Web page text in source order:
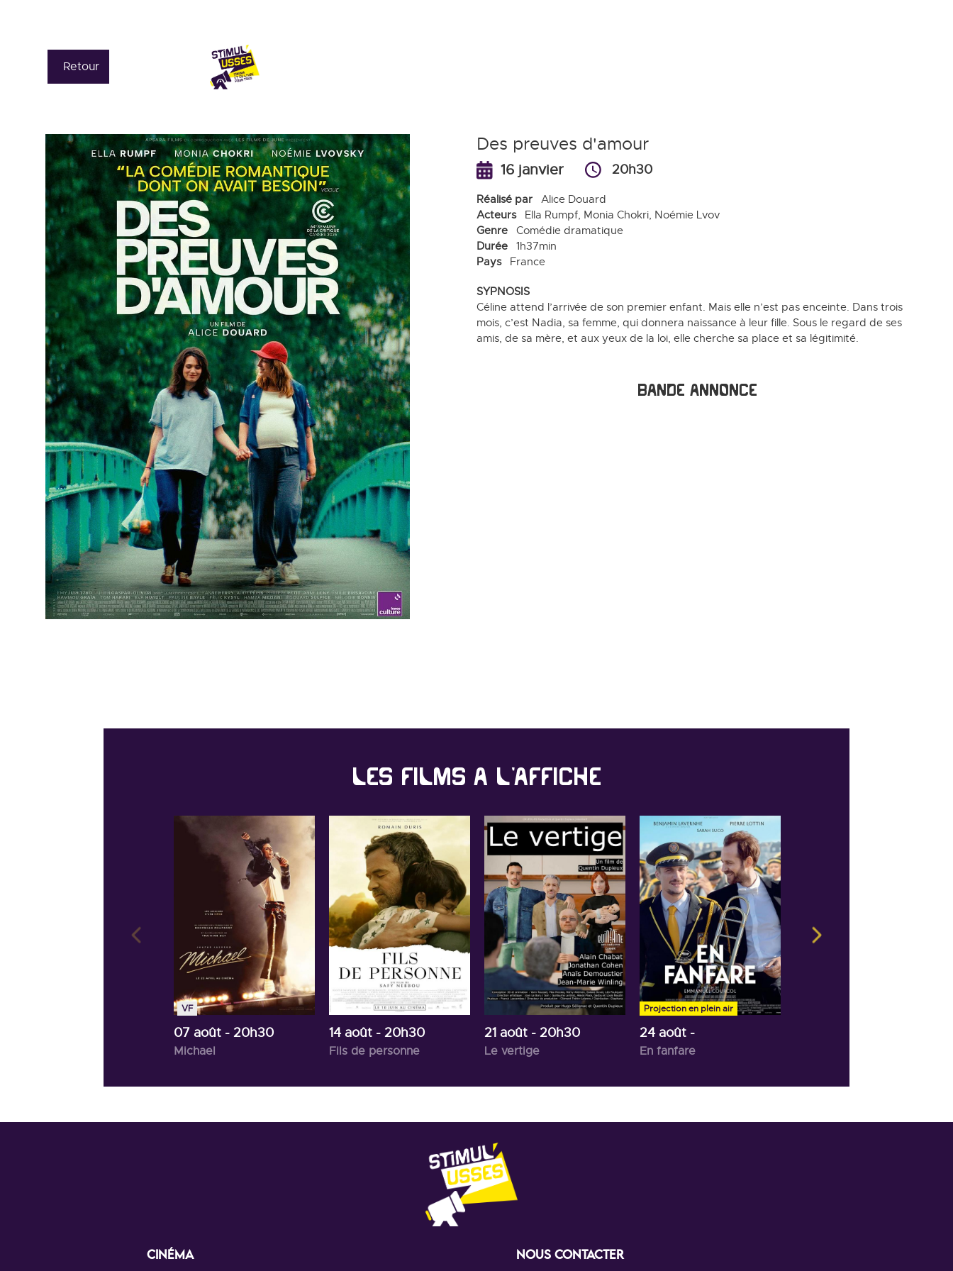
Retour
Des preuves d'amour
16 janvier 20h30
Réalisé par Alice Douard
Acteurs Ella Rumpf, Monia Chokri, Noémie Lvov
Genre Comédie dramatique
Durée 1h37min
Pays France
SYPNOSIS
Céline attend l’arrivée de son premier enfant. Mais elle n’est pas enceinte. Dans trois
mois, c’est Nadia, sa femme, qui donnera naissance à leur fille. Sous le regard de ses
amis, de sa mère, et aux yeux de la loi, elle cherche sa place et sa légitimité.
Bande annonce
Les films à l'affiche
VF
07 août - 20h30
Michael
14 août - 20h30
Fils de personne
21 août - 20h30
Le vertige
Projection en plein air
24 août -
En fanfare
CINÉMA NOUS CONTACTER